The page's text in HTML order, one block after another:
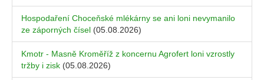
Hospodaření Choceňské mlékárny se ani loni nevymanilo
ze záporných čísel (05.08.2026)
Kmotr - Masně Kroměříž z koncernu Agrofert loni vzrostly
tržby i zisk (05.08.2026)